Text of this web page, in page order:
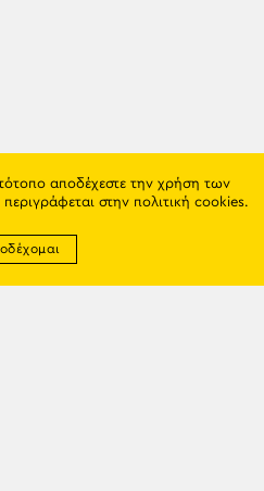
αποδέχεστε την χρήση των
στην πολιτική cookies.